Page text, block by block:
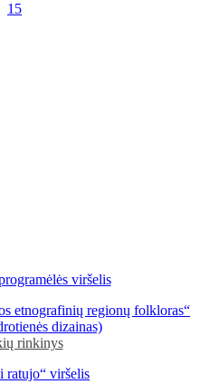
15